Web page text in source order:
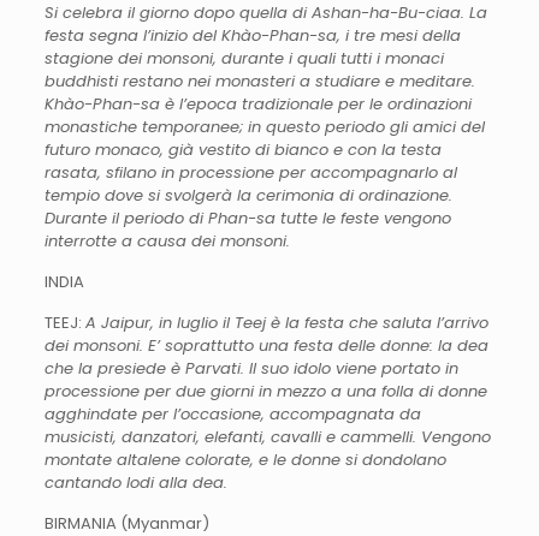
Si celebra il giorno dopo quella di Ashan-ha-Bu-ciaa. La
festa segna l’inizio del Khào-Phan-sa, i tre mesi della
stagione dei monsoni, durante i quali tutti i monaci
buddhisti restano nei monasteri a studiare e meditare.
Khào-Phan-sa è l’epoca tradizionale per le ordinazioni
monastiche temporanee; in questo periodo gli amici del
futuro monaco, già vestito di bianco e con la testa
rasata, sfilano in processione per accompagnarlo al
tempio dove si svolgerà la cerimonia di ordinazione.
Durante il periodo di Phan-sa tutte le feste vengono
interrotte a causa dei monsoni.
INDIA
TEEJ: A Jaipur, in luglio il Teej è la festa che saluta l’arrivo
dei monsoni. E’ soprattutto una festa delle donne: la dea
che la presiede è Parvati. Il suo idolo viene portato in
processione per due giorni in mezzo a una folla di donne
agghindate per l’occasione, accompagnata da
musicisti, danzatori, elefanti, cavalli e cammelli. Vengono
montate altalene colorate, e le donne si dondolano
cantando lodi alla dea.
BIRMANIA (Myanmar)